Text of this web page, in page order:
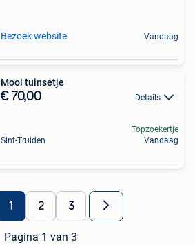
Bezoek website Vandaag
Mooi tuinsetje
€ 70,00 Details
Sint-Truiden
Topzoekertje
Vandaag
1 2 3
Pagina 1 van 3